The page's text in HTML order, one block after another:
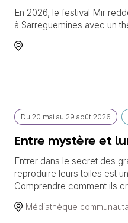
En 2026, le festival Mir
à Sarreguemines avec un
Du 20 mai au 29 août 2026
Entre mystère et
Entrer dans le secret des
reproduire leurs toiles est
Comprendre comment ils
Médiathèque